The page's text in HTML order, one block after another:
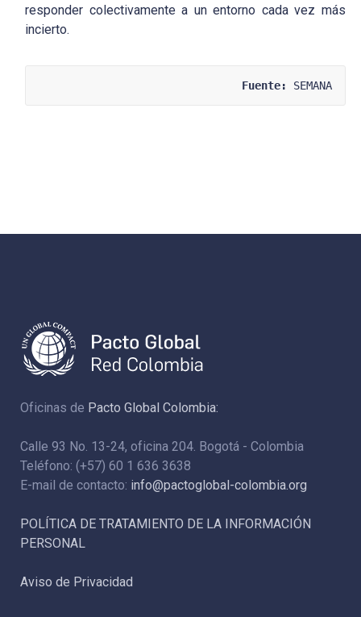
responder colectivamente a un entorno cada vez más
incierto.
Fuente: SEMANA
Oficinas de Pacto Global Colombia:
Calle 93 No. 13-24, oficina 204. Bogotá - Colombia
Teléfono: (+57) 60 1 636 3638
E-mail de contacto: info@pactoglobal-colombia.org
POLÍTICA DE TRATAMIENTO DE LA INFORMACIÓN
PERSONAL
Aviso de Privacidad